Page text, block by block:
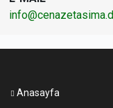
Anasayfa